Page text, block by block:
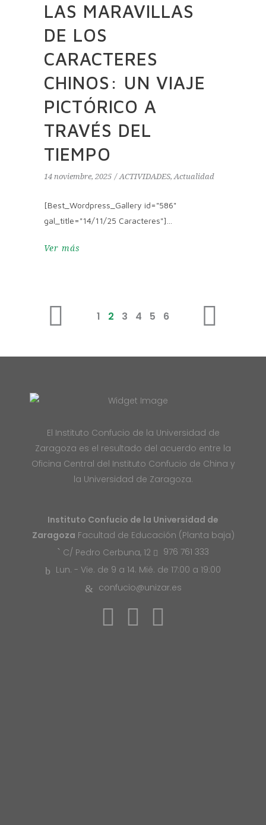
LAS MARAVILLAS
DE LOS
CARACTERES
CHINOS: UN VIAJE
PICTÓRICO A
TRAVÉS DEL
TIEMPO
14 noviembre, 2025 ACTIVIDADES, Actualidad
[Best_Wordpress_Gallery id="586"
gal_title="14/11/25 Caracteres"]
Ver más
1 2 3 4 5 6
El Instituto Confucio de la Universidad de
Zaragoza es el resultado del acuerdo entre la
Oficina Central del Instituto Confucio de China y
la Universidad de Zaragoza.
Instituto Confucio de la Universidad de
Zaragoza Facultad de Educación (Planta baja)
C/ Pedro Cerbuna, 12
976 761 333
Lun. - Vie. de 9 a 14. Mié. de 17:00 a 19:00
confucio@unizar.es